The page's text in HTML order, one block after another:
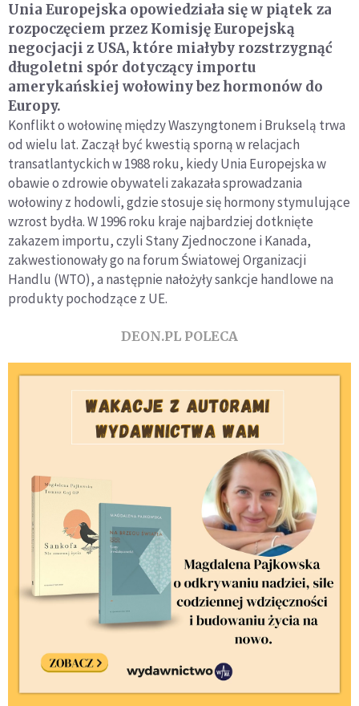
Unia Europejska opowiedziała się w piątek za
rozpoczęciem przez Komisję Europejską
negocjacji z USA, które miałyby rozstrzygnąć
długoletni spór dotyczący importu
amerykańskiej wołowiny bez hormonów do
Europy.
Konflikt o wołowinę między Waszyngtonem i Brukselą trwa
od wielu lat. Zaczął być kwestią sporną w relacjach
transatlantyckich w 1988 roku, kiedy Unia Europejska w
obawie o zdrowie obywateli zakazała sprowadzania
wołowiny z hodowli, gdzie stosuje się hormony stymulujące
wzrost bydła. W 1996 roku kraje najbardziej dotknięte
zakazem importu, czyli Stany Zjednoczone i Kanada,
zakwestionowały go na forum Światowej Organizacji
Handlu (WTO), a następnie nałożyły sankcje handlowe na
produkty pochodzące z UE.
DEON.PL POLECA